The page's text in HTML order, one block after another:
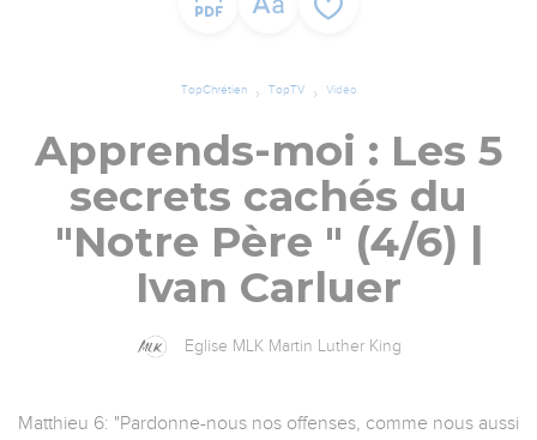
TopChrétien TopTV Vidéo
Apprends-moi : Les 5
secrets cachés du
"Notre Père " (4/6) |
Ivan Carluer
Eglise MLK Martin Luther King
Matthieu 6: "Pardonne-nous nos offenses, comme nous aussi